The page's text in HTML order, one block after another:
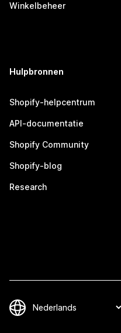
Winkelbeheer
Hulpbronnen
Shopify-helpcentrum
API-documentatie
Shopify Community
Shopify-blog
Research